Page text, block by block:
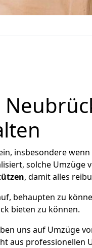
insbesondere
solche Umzüge
, damit alles
behaupten zu
bieten zu können.
uns auf Umzüge
aus professionellen